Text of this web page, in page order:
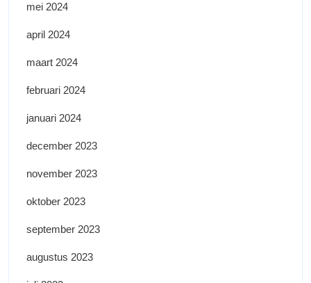
mei 2024
april 2024
maart 2024
februari 2024
januari 2024
december 2023
november 2023
oktober 2023
september 2023
augustus 2023